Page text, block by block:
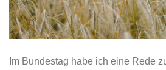
Im Bundestag habe ich eine Rede